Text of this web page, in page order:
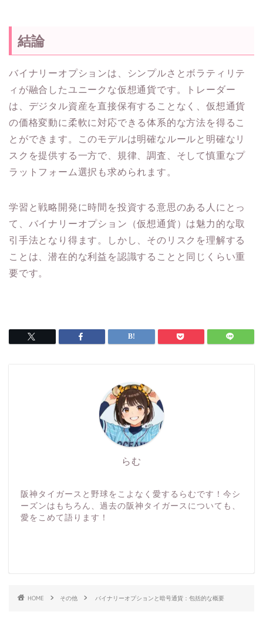
結論
バイナリーオプションは、シンプルさとボラティリテ
ィが融合したユニークな仮想通貨です。トレーダー
は、デジタル資産を直接保有することなく、仮想通貨
の価格変動に柔軟に対応できる体系的な方法を得るこ
とができます。このモデルは明確なルールと明確なリ
スクを提供する一方で、規律、調査、そして慎重なプ
ラットフォーム選択も求められます。
学習と戦略開発に時間を投資する意思のある人にとっ
て、バイナリーオプション（仮想通貨）は魅力的な取
引手法となり得ます。しかし、そのリスクを理解する
ことは、潜在的な利益を認識することと同じくらい重
要です。
らむ
阪神タイガースと野球をこよなく愛するらむです！今シ
ーズンはもちろん、過去の阪神タイガースについても、
愛をこめて語ります！
HOME その他 バイナリーオプションと暗号通貨：包括的な概要